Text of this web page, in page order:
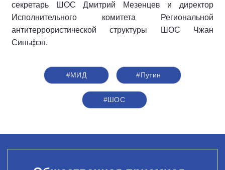
секретарь ШОС Дмитрий Мезенцев и директор
Исполнительного комитета Региональной
антитеррористической структуры ШОС Чжан
Синьфэн.
#МИД #Путин
#ШОС